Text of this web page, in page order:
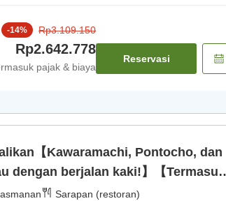
-14% Rp3.109.150
Rp2.642.778
pajak & biaya
Reservasi
【Kawaramachi, Pontocho, dan
dengan berjalan kaki!】【Termasuk
prasmanan]Sarapan (restoran)